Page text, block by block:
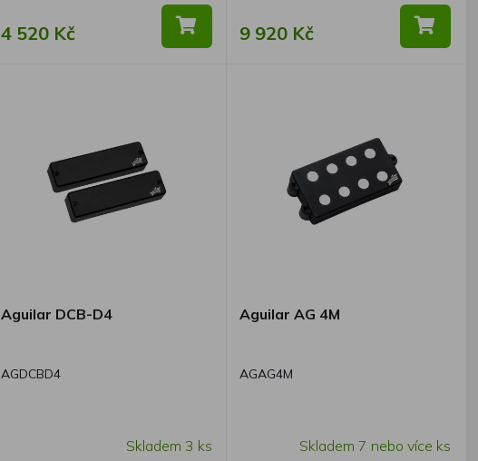
4 520 Kč 9 920 Kč
Aguilar DCB-D4
AGDCBD4
Skladem 3 ks
Aguilar AG 4M
AGAG4M
Skladem 7 nebo více ks